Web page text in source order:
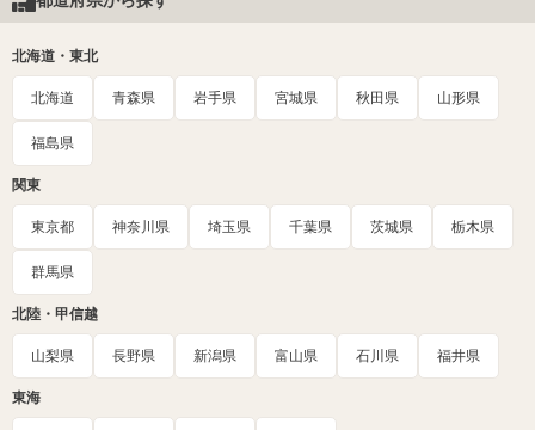
北海道・東北
北海道 青森県 岩手県 宮城県 秋田県 山形県
福島県
関東
東京都 神奈川県 埼玉県 千葉県 茨城県 栃木県
群馬県
北陸・甲信越
山梨県 長野県 新潟県 富山県 石川県 福井県
東海